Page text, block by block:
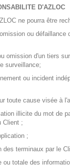
D'AZLOC
ne pourra être
ou défaillance
omission d'un tiers
surveillance;
ou incident
toute cause visée à
illicite du mot de
Client ;
;
des terminaux par le
ou totale des